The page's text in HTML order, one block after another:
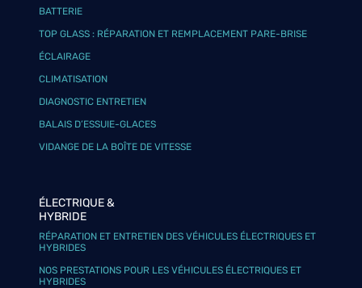
BATTERIE
TOP GLASS : RÉPARATION ET REMPLACEMENT PARE-BRISE
ÉCLAIRAGE
CLIMATISATION
DIAGNOSTIC ENTRETIEN
BALAIS D’ESSUIE-GLACES
VIDANGE DE LA BOÎTE DE VITESSE
ÉLECTRIQUE &
HYBRIDE
RÉPARATION ET ENTRETIEN DES VÉHICULES ÉLECTRIQUES ET
HYBRIDES
NOS PRESTATIONS POUR LES VÉHICULES ÉLECTRIQUES ET
HYBRIDES